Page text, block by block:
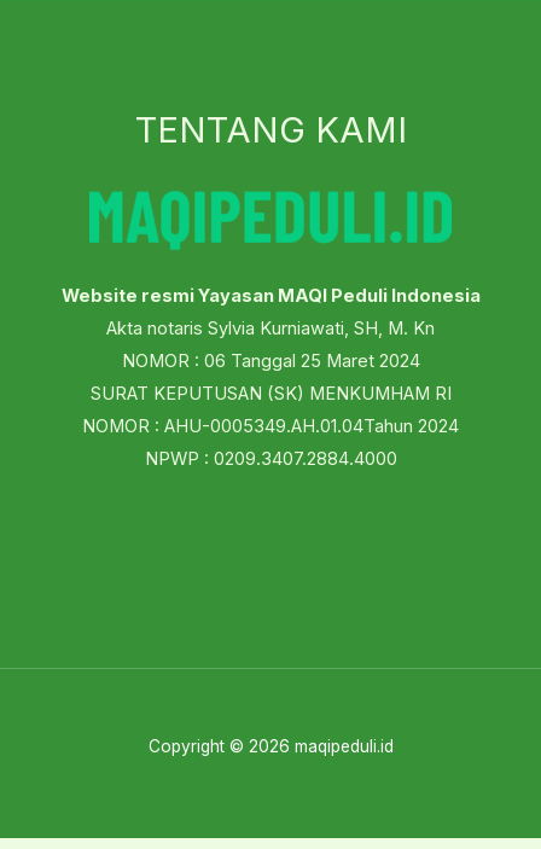
TENTANG KAMI
Website resmi Yayasan MAQI Peduli Indonesia
Akta notaris Sylvia Kurniawati, SH, M. Kn
NOMOR : 06 Tanggal 25 Maret 2024
SURAT KEPUTUSAN (SK) MENKUMHAM RI
NOMOR : AHU-0005349.AH.01.04Tahun 2024
NPWP : 0209.3407.2884.4000
Copyright © 2026 maqipeduli.id